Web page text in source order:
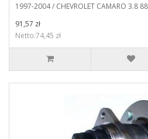
1997-2004 / CHEVROLET CAMARO 3.8
91,57 zł
Netto:74,45 zł